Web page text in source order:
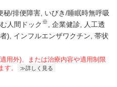
秘/排便障害 いびき/睡眠時無呼吸
人間ドック ※ 企業健診
人工透
) インフルエンザワクチン 帯状
用外)、または治療内容や適用制限
す。
詳しく見る